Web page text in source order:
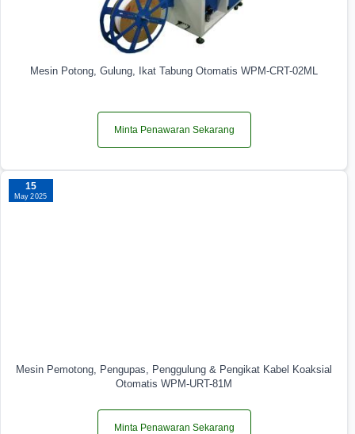
Mesin Potong, Gulung, Ikat Tabung Otomatis WPM-CRT-02ML
Minta Penawaran Sekarang
15
May 2025
Mesin Pemotong, Pengupas, Penggulung & Pengikat Kabel Koaksial
Otomatis WPM-URT-81M
Minta Penawaran Sekarang